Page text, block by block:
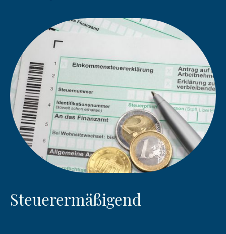
Steuerermäßigend